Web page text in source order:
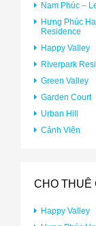
Nam Phúc –
Hưng Phúc
Residence
Happy Valley
Riverpark
Green Valley
Garden Court
Urban Hill
Cảnh Viên
CHO THUÊ
Happy Valley